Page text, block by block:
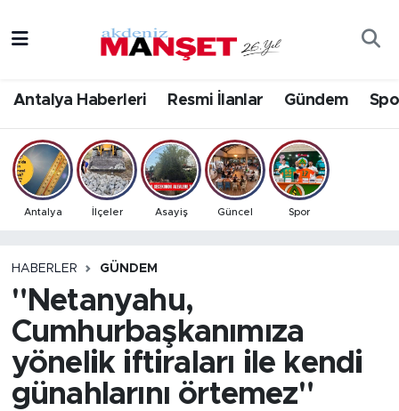
Antalya Haberleri Resmi İlanlar Gündem
Antalya İlçeler Asayiş Güncel Spor
HABERLER GÜNDEM
"Netanyahu,
Cumhurbaşkanımıza
yönelik iftiraları ile kendi
günahlarını örtemez"
Bilim & Teknoloji
Eğitim
Ekonomi
Gündem
İlçeler
Kültür- Sanat
Antalya Hava Durumu
Antalya Namaz Vakitleri
Antalya Trafik Yoğunluk Haritası
Tüm Manşetler
Son Dakika Haberleri
Haber Arşivi